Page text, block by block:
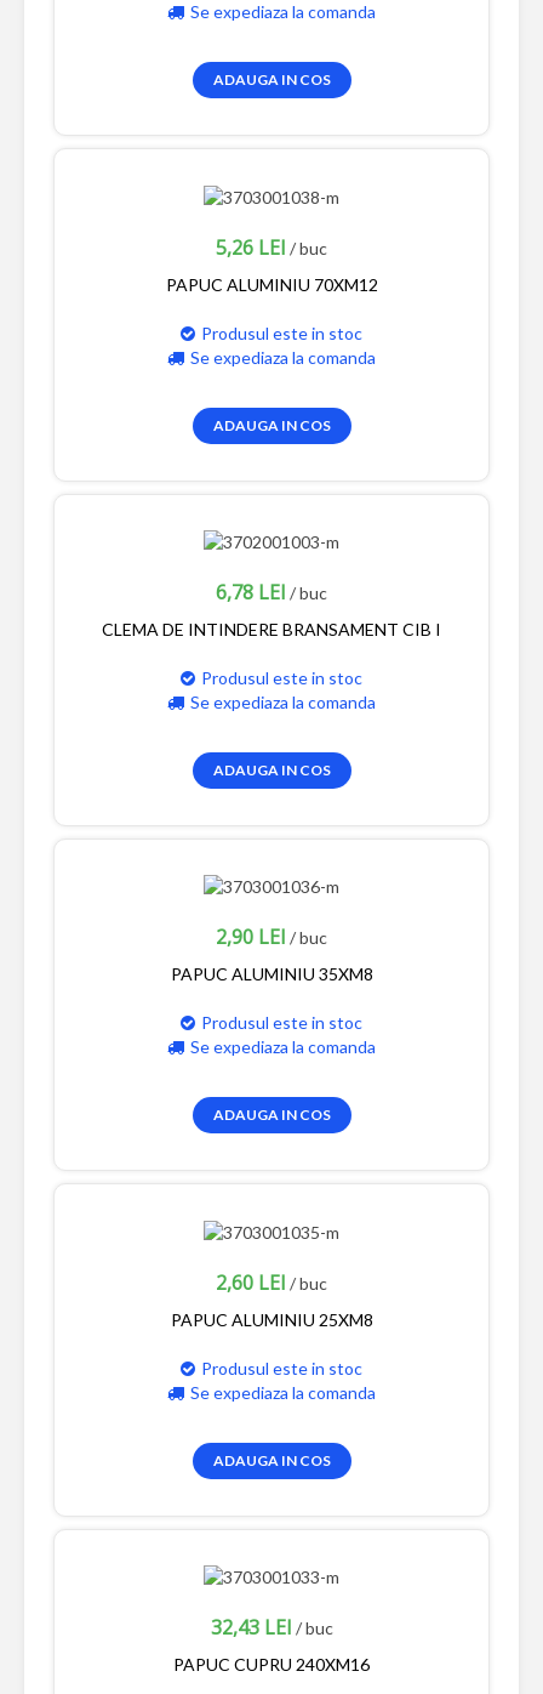
Se expediaza la comanda
ADAUGA IN COS
5,26 LEI / buc
PAPUC ALUMINIU 70XM12
Produsul este in stoc
Se expediaza la comanda
ADAUGA IN COS
6,78 LEI / buc
CLEMA DE INTINDERE BRANSAMENT CIB I
Produsul este in stoc
Se expediaza la comanda
ADAUGA IN COS
2,90 LEI / buc
PAPUC ALUMINIU 35XM8
Produsul este in stoc
Se expediaza la comanda
ADAUGA IN COS
2,60 LEI / buc
PAPUC ALUMINIU 25XM8
Produsul este in stoc
Se expediaza la comanda
ADAUGA IN COS
32,43 LEI / buc
PAPUC CUPRU 240XM16